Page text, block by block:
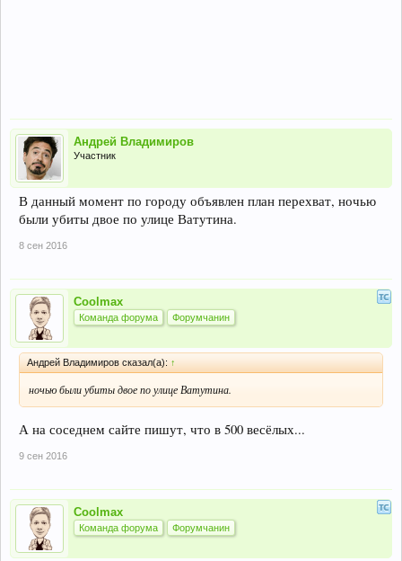
Андрей Владимиров
Участник
В данный момент по городу объявлен план перехват, ночью
были убиты двое по улице Ватутина.
8 сен 2016
Coolmax
Команда форума Форумчанин
Андрей Владимиров сказал(а): ↑
ночью были убиты двое по улице Ватутина.
А на соседнем сайте пишут, что в 500 весёлых...
9 сен 2016
Coolmax
Команда форума Форумчанин